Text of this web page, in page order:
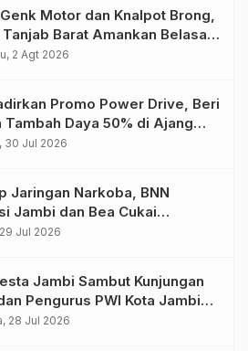
Motor dan Knalpot Brong,
Barat Amankan Belasan
2 Agt 2026
Promo Power Drive, Beri
Tambah Daya 50% di Ajang
30 Jul 2026
Jaringan Narkoba, BNN
Jambi dan Bea Cukai
Sembilan Pelaku beserta
Jul 2026
Jambi Sambut Kunjungan
Pengurus PWI Kota Jambi
Sinergi dan Kolaborasi
28 Jul 2026